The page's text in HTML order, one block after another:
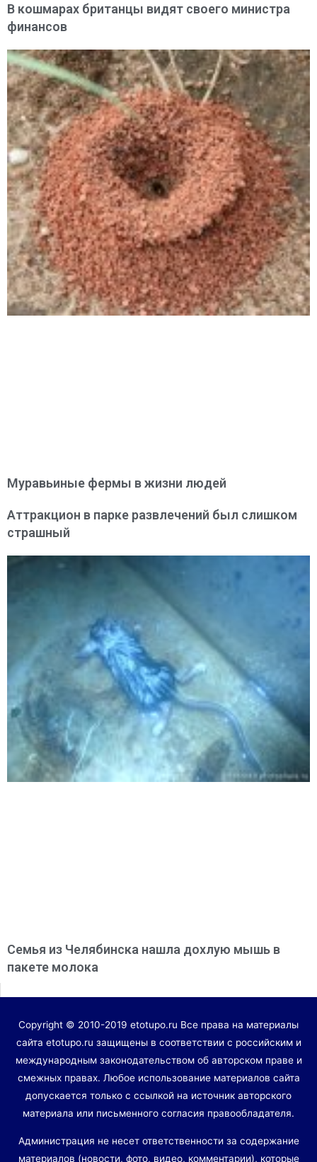
В кошмарах британцы видят своего министра
финансов
Муравьиные фермы в жизни людей
Аттракцион в парке развлечений был слишком
страшный
Семья из Челябинска нашла дохлую мышь в
пакете молока
Copyright © 2010-2019 etotupo.ru Все права на материалы
сайта etotupo.ru защищены в соответствии с российским и
международным законодательством об авторском праве и
смежных правах. Любое использование материалов сайта
допускается только с ссылкой на источник авторского
материала или письменного согласия правообладателя.
Администрация не несет ответственности за содержание
материалов (новости, фото, видео, комментарии), которые